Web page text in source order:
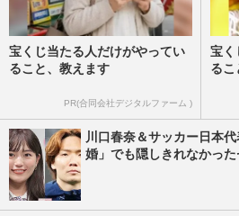
宝くじ当たる人だけがやってい
ること、教えます
PR(合同会社デジタルファーム )
宝く
るこ
川口春奈＆サッカー日本
婚」でも隠しきれなかっ